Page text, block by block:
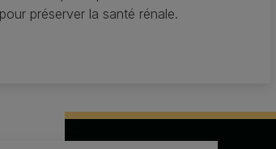
préserver la santé rénale.